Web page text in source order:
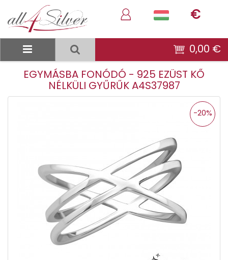
€
0,00 €
EGYMÁSBA FONÓDÓ - 925 EZÜST KŐ
NÉLKÜLI GYŰRŰK A4S37987
-20%